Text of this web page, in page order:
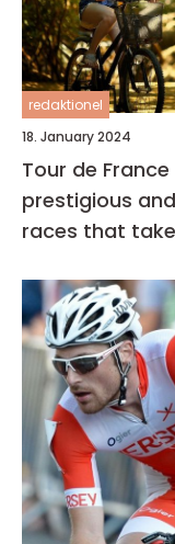
redaktionel
18. January 2024
Tour de
prestigious
races that